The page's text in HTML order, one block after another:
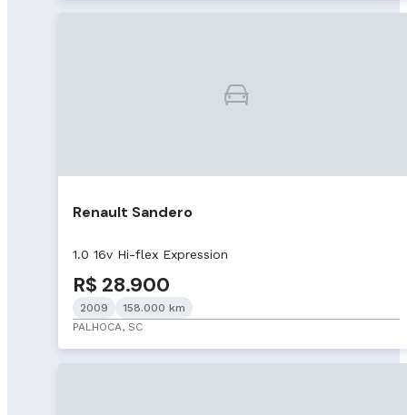
Renault Sandero
1.0 16v Hi-flex Expression
R$ 28.900
2009
158.000 km
PALHOCA, SC